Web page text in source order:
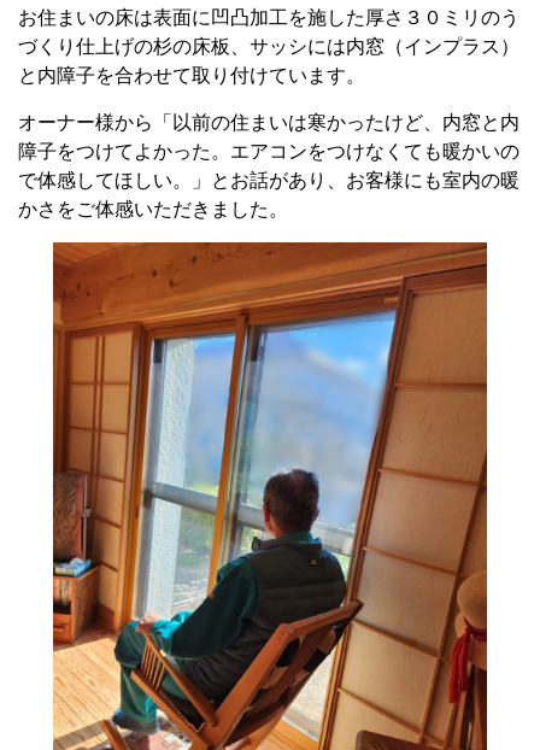
お住まいの床は表面に凹凸加工を施した厚さ３０ミリのう
づくり仕上げの杉の床板、サッシには内窓（インプラス）
と内障子を合わせて取り付けています。
オーナー様から「以前の住まいは寒かったけど、内窓と内
障子をつけてよかった。エアコンをつけなくても暖かいの
で体感してほしい。」とお話があり、お客様にも室内の暖
かさをご体感いただきました。